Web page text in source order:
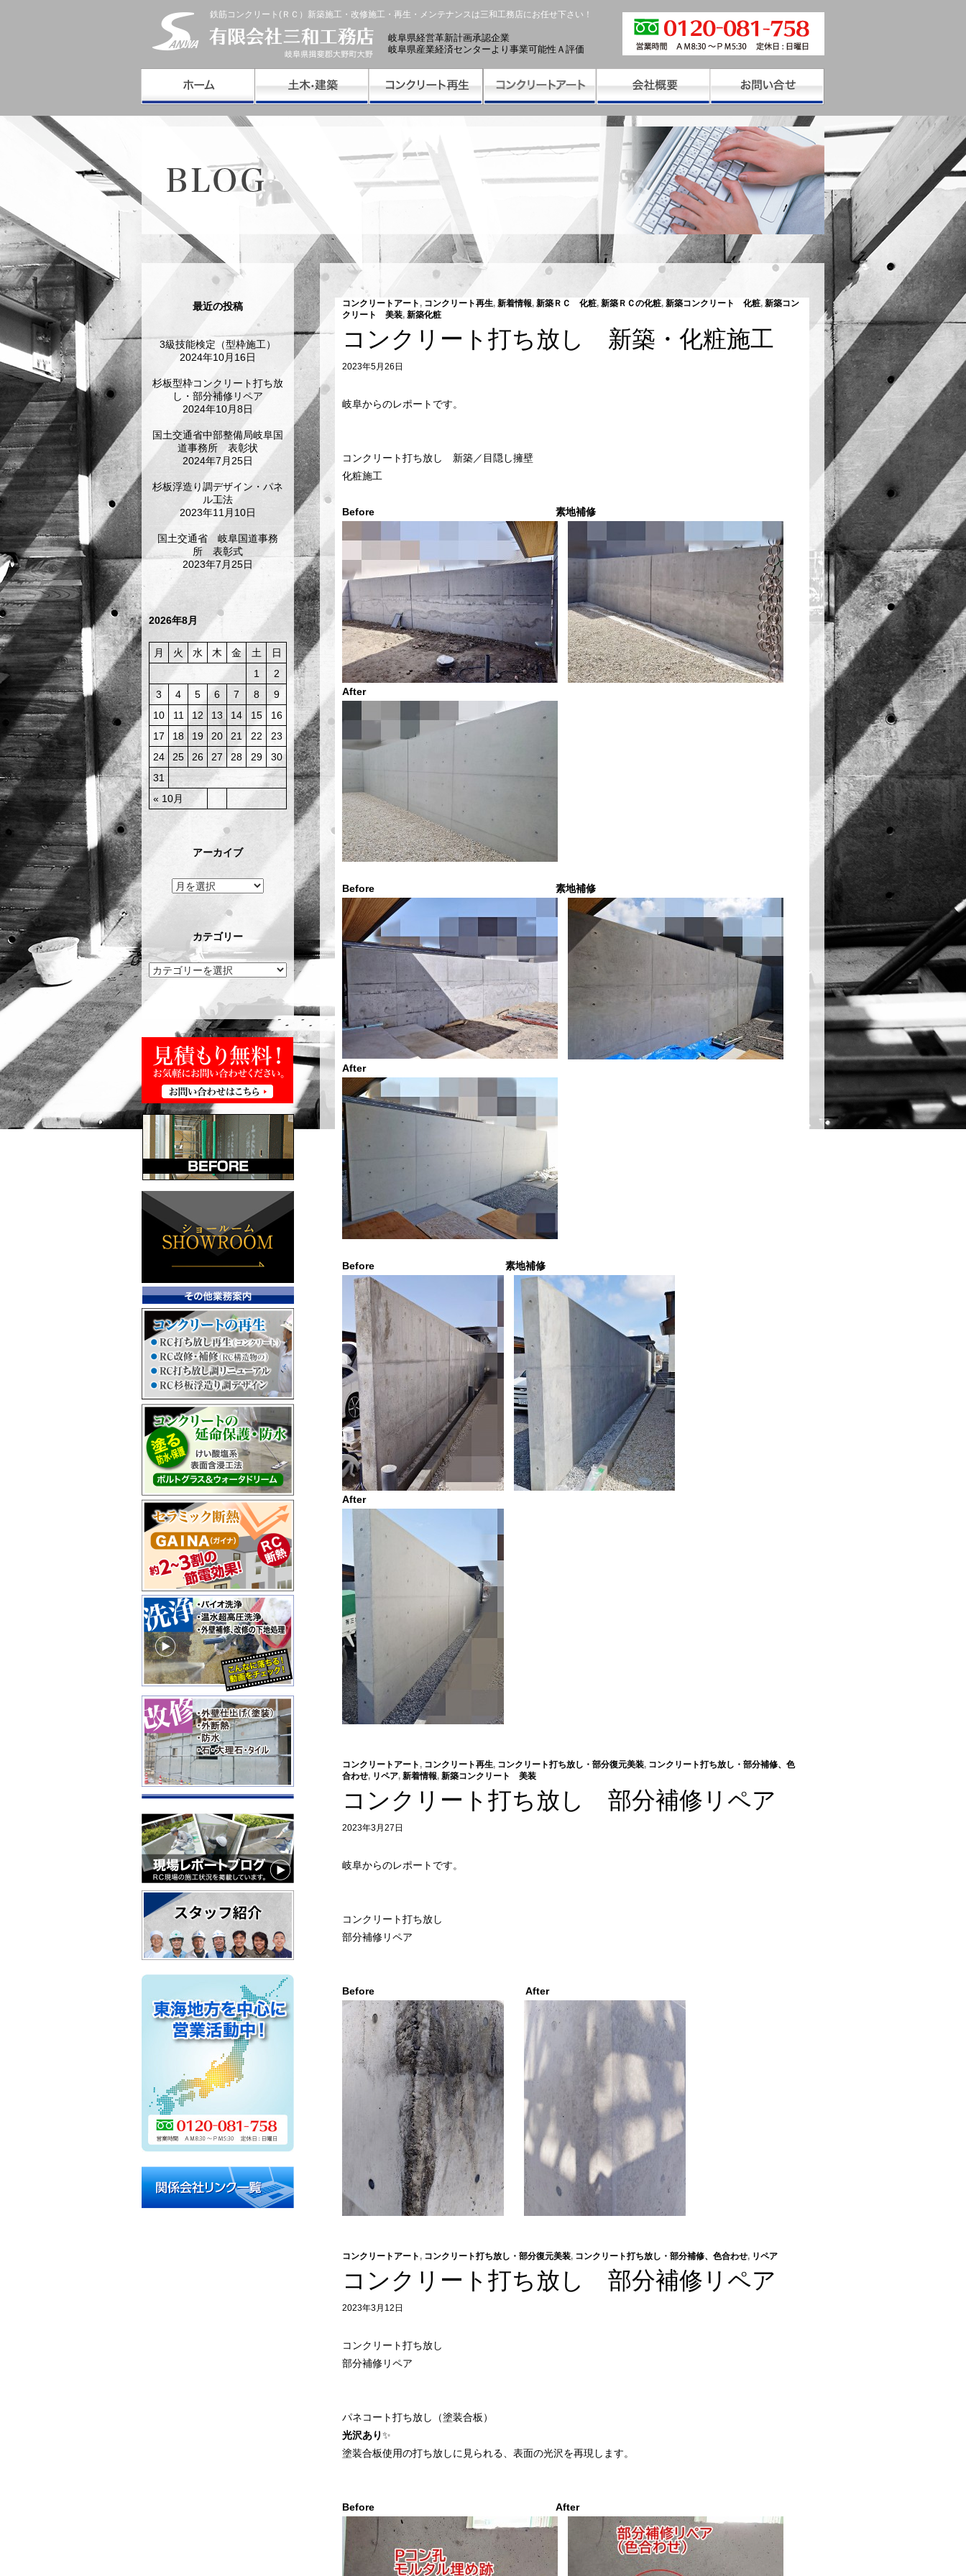
鉄筋コンクリート(ＲＣ）新築施工・改修施工・再生・メンテナンスは三和工務店にお任せ下さい！
岐阜県経営革新計画承認企業
岐阜県産業経済センターより事業可能性Ａ評価
最近の投稿
3級技能検定（型枠施工）
2024年10月16日
杉板型枠コンクリート打ち放
し・部分補修リペア
2024年10月8日
国土交通省中部整備局岐阜国
道事務所 表彰状
2024年7月25日
杉板浮造り調デザイン・パネ
ル工法
2023年11月10日
国土交通省 岐阜国道事務
所 表彰式
2023年7月25日
2026年8月
月 火 水 木 金 土 日
« 10月
1
2
3
4 5 6 7 8
9
10
11 12 13 14 15
16
17
18 19 20 21 22
23
24
25 26 27 28 29
30
31
アーカイブ
カテゴリー
コンクリートアート , コンクリート再生, 新着情報, 新築ＲＣ 化粧, 新築ＲＣの化粧, 新築コンクリート 化粧, 新築コン
クリート 美装, 新築化粧
コンクリート打ち放し 新築・化粧施工
2023年5月26日
岐阜からのレポートです。
コンクリート打ち放し 新築／目隠し擁壁
化粧施工
Before 素地補修
After
Before 素地補修
After
Before 素地補修
After
コンクリートアート , コンクリート再生, コンクリート打ち放し・部分復元美装, コンクリート打ち放し・部分補修、色
合わせ, リペア, 新着情報, 新築コンクリート 美装
コンクリート打ち放し 部分補修リペア
2023年3月27日
岐阜からのレポートです。
コンクリート打ち放し
部分補修リペア
Before After
コンクリートアート , コンクリート打ち放し・部分復元美装, コンクリート打ち放し・部分補修、色合わせ, リペア
コンクリート打ち放し 部分補修リペア
2023年3月12日
コンクリート打ち放し
部分補修リペア
パネコート打ち放し（塗装合板）
光沢あり✨
塗装合板使用の打ち放しに見られる、表面の光沢を再現します。
Before After